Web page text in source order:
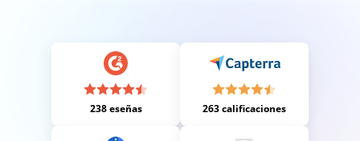
238 eseñas 263 calificaciones